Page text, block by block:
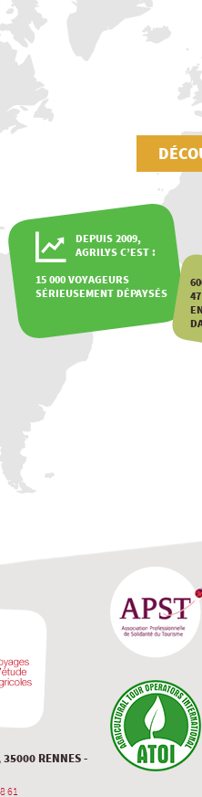
DEPUIS 2009,
AGRILYS C’EST :
15 000 VOYAGEURS
SÉRIEUSEMENT DÉPAYSÉS
RENNES -
61